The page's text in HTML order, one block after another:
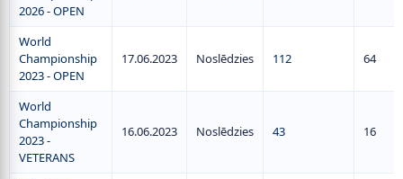
2026 - OPEN
World
Championship
2023 - OPEN
17.06.2023 Noslēdzies 112 64
World
Championship
2023 -
VETERANS
16.06.2023 Noslēdzies 43 16